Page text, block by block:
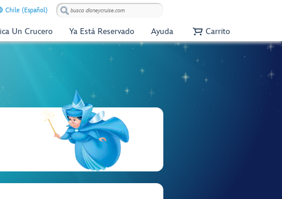
Chile (Español)
Un Crucero Ya Está Reservado Ayuda Carrito